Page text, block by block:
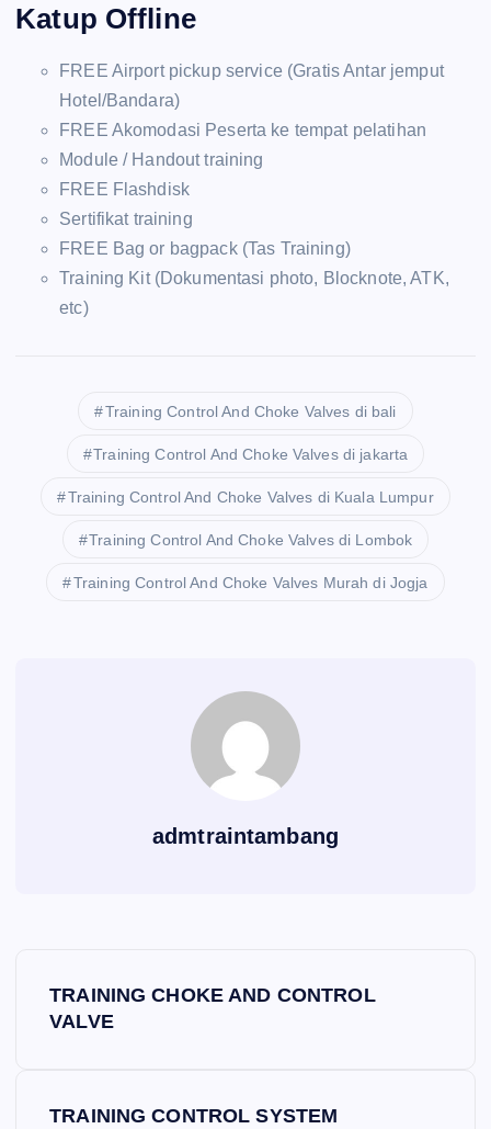
Katup Offline
FREE Airport pickup service (Gratis Antar jemput
Hotel/Bandara)
FREE Akomodasi Peserta ke tempat pelatihan
Module / Handout training
FREE Flashdisk
Sertifikat training
FREE Bag or bagpack (Tas Training)
Training Kit (Dokumentasi photo, Blocknote, ATK,
etc)
Training Control And Choke Valves di bali
Training Control And Choke Valves di jakarta
Training Control And Choke Valves di Kuala Lumpur
Training Control And Choke Valves di Lombok
Training Control And Choke Valves Murah di Jogja
admtraintambang
TRAINING CHOKE AND CONTROL
VALVE
TRAINING CONTROL SYSTEM